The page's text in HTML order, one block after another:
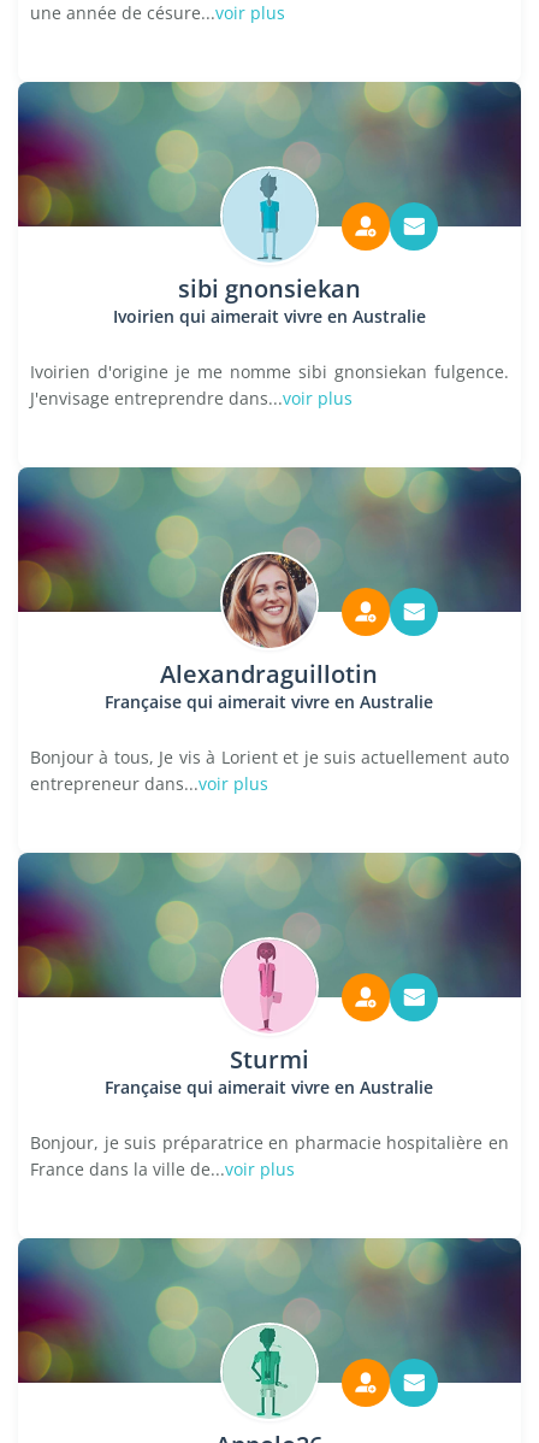
une année de césure...voir plus
sibi gnonsiekan
Ivoirien qui aimerait vivre en Australie
Ivoirien d'origine je me nomme sibi gnonsiekan fulgence.
J'envisage entreprendre dans...voir plus
Alexandraguillotin
Française qui aimerait vivre en Australie
Bonjour à tous, Je vis à Lorient et je suis actuellement auto
entrepreneur dans...voir plus
Sturmi
Française qui aimerait vivre en Australie
Bonjour, je suis préparatrice en pharmacie hospitalière en
France dans la ville de...voir plus